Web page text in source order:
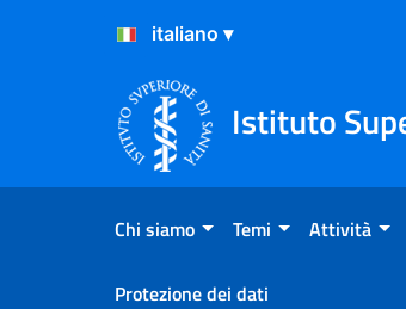
Salta al Contenuto
Salta al Footer
Istituto
Chi siamo Temi Attività
Protezione dei dati